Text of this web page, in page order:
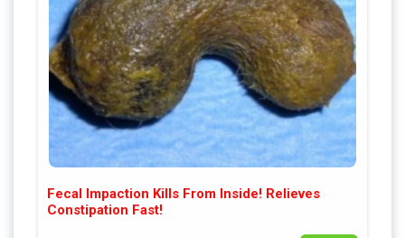
Fecal Impaction Kills From Inside! Relieves
Constipation Fast!